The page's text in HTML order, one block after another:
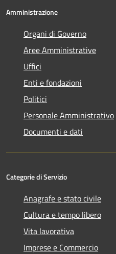
Amministrazione
Organi di Governo
Aree Amministrative
Uffici
Enti e fondazioni
Politici
Personale Amministrativo
Documenti e dati
Categorie di Servizio
Anagrafe e stato civile
Cultura e tempo libero
Vita lavorativa
Imprese e Commercio